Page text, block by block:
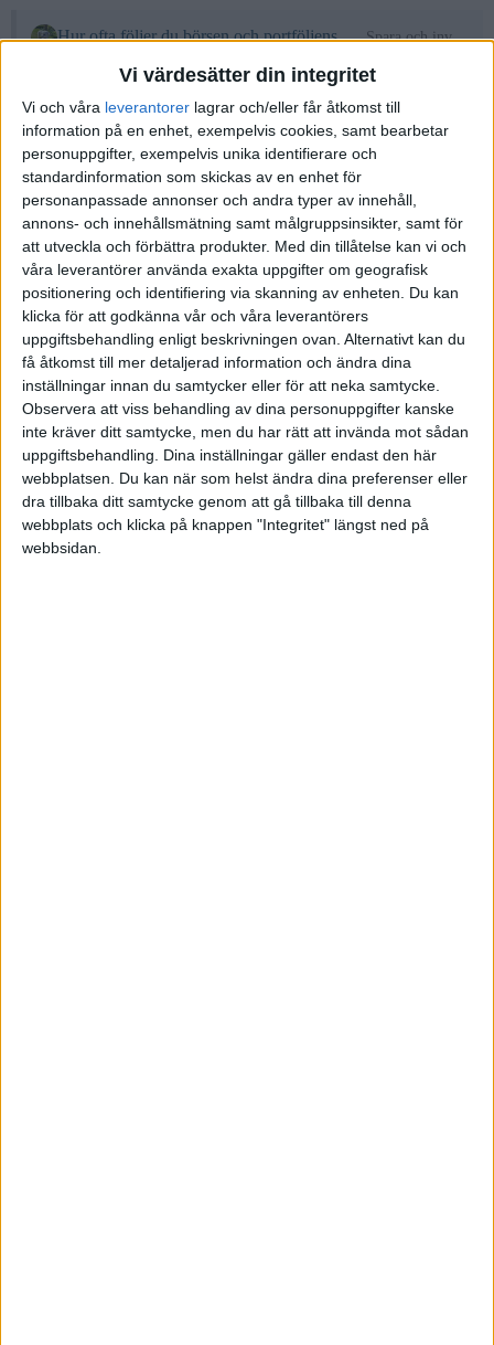
Vi värdesätter din integritet
Vi och våra leverantorer lagrar och/eller får åtkomst till
information på en enhet, exempelvis cookies, samt bearbetar
personuppgifter, exempelvis unika identifierare och
standardinformation som skickas av en enhet för
personanpassade annonser och andra typer av innehåll,
annons- och innehållsmätning samt målgruppsinsikter, samt för
att utveckla och förbättra produkter. Med din tillåtelse kan vi och
våra leverantörer använda exakta uppgifter om geografisk
positionering och identifiering via skanning av enheten. Du kan
klicka för att godkänna vår och våra leverantörers
uppgiftsbehandling enligt beskrivningen ovan. Alternativt kan du
få åtkomst till mer detaljerad information och ändra dina
inställningar innan du samtycker eller för att neka samtycke.
Observera att viss behandling av dina personuppgifter kanske
inte kräver ditt samtycke, men du har rätt att invända mot sådan
uppgiftsbehandling. Dina inställningar gäller endast den här
webbplatsen. Du kan när som helst ändra dina preferenser eller
dra tillbaka ditt samtycke genom att gå tillbaka till denna
webbplats och klicka på knappen "Integritet" längst ned på
webbsidan.
Hur ofta följer du börsen och portföljens utveckling? Spara och investera
Läser här och där att många sparare är nästintill maniska när
det gäller att logga in och kolla utvecklingen i sina innehav och
kolla hur börsen går just nu. En del tydligen flera gånger om
dagen
Tänkte därför det kunde vara kul att undersöka hur
det ser ut här på forumet. Hur ofta kollar du börsens utveckling
och/eller loggar in för att kolla utvecklingen i portföljen? Välj
det alternativ som ligger närmast sanningen. (har ju förstått att
det är sjukt svårt att skapa en omröstning…
Jag loggar in en gång i månaden. Ibland två. Följer då upp och
sammanställer lite.
2 gillningar
Carro2 5 Januari 2024 10:24
8
Jag loggar in varje dag, säkert inte sunt
. Men är det rött så blir
jag inte nojjig längre i alla fall.